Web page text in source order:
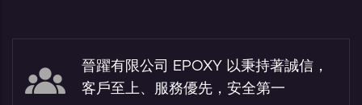
晉躍有限公司 EPOXY 以秉持著誠信，
客戶至上、服務優先，安全第一